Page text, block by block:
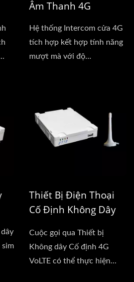
Âm Thanh 4G
Hệ thống Intercom cửa 4G
tích hợp kết hợp tính năng
mượt mà với độ...
sim
Thiết Bị Điện Thoại
Cố Định Không Dây
Cuộc gọi qua Thiết bị
Không dây Cố định 4G
VoLTE có thể thực hiện